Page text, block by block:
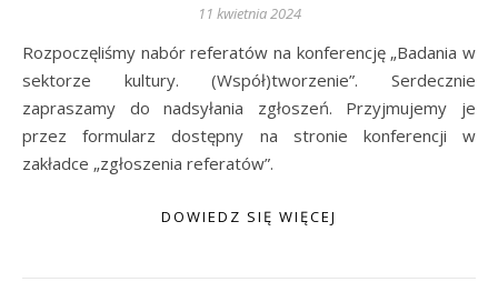
11 kwietnia 2024
Rozpoczęliśmy nabór referatów na konferencję „Badania w
sektorze kultury. (Współ)tworzenie”. Serdecznie
zapraszamy do nadsyłania zgłoszeń. Przyjmujemy je
przez formularz dostępny na stronie konferencji w
zakładce „zgłoszenia referatów”.
DOWIEDZ SIĘ WIĘCEJ